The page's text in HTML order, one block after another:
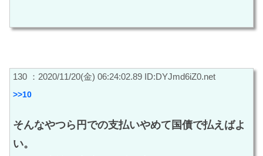
130 ：2020/11/20(金) 06:24:02.89 ID:DYJmd6iZ0.net
>>10
そんなやつら円での支払いやめて国債で払えばよ
い。